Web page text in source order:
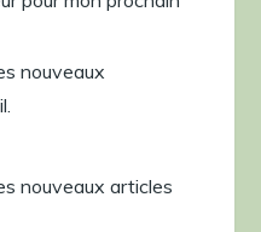
nouveaux
nouveaux articles